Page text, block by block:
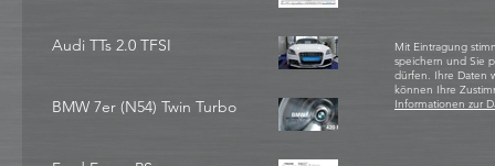
Audi TTs 2.0 TFSI
BMW 7er (N54) Twin Turbo
Mit Eintragung
speichern und Sie
dürfen. Ihre Daten
können Ihre
Informationen zur